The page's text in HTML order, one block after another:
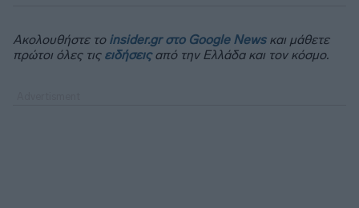
Ακολουθήστε το insider.gr στο Google Newsκαι μάθετε
πρώτοι όλες τις ειδήσειςαπό την Ελλάδα και τον κόσμο.